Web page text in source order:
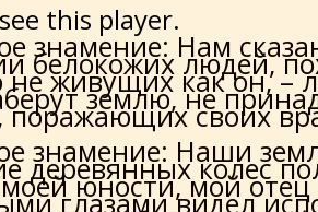
this player.
знамение: Нам
белокожих людей,
не живущих как он, –
землю, не
своих
знамение: Наши
деревянных колес
моей юности, мой отец
глазами видел